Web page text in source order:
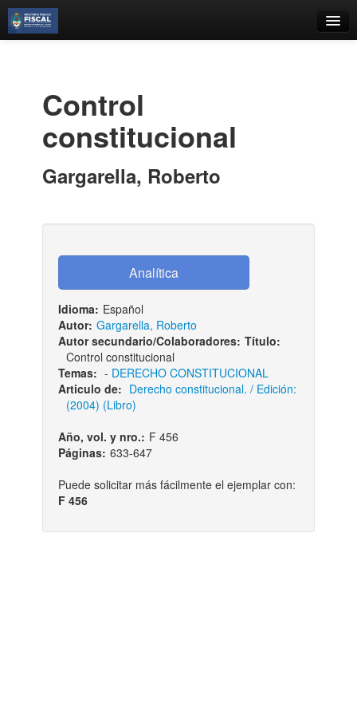
Estantes Virtuales
Iniciar sesión
Control
constitucional
Gargarella, Roberto
Idioma: Español
Autor: Gargarella, Roberto
Autor secundario/Colaboradores: Título:
Control constitucional
Temas: - DERECHO CONSTITUCIONAL
Articulo de: Derecho constitucional. / Edición:
(2004) (Libro)
Año, vol. y nro.: F 456
Páginas: 633-647
Puede solicitar más fácilmente el ejemplar con:
F 456